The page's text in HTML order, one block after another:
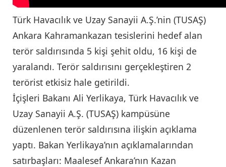
Türk Havacılık ve Uzay Sanayii A.Ş.’nin (TUSAŞ)
Ankara Kahramankazan tesislerini hedef alan
terör saldırısında 5 kişi şehit oldu, 16 kişi de
yaralandı. Terör saldırısını gerçekleştiren 2
terörist etkisiz hale getirildi.
İçişleri Bakanı Ali Yerlikaya, Türk Havacılık ve
Uzay Sanayii A.Ş. (TUSAŞ) kampüsüne
düzenlenen terör saldırısına ilişkin açıklama
yaptı. Bakan Yerlikaya’nın açıklamalarından
satırbaşları: Maalesef Ankara’nın Kazan